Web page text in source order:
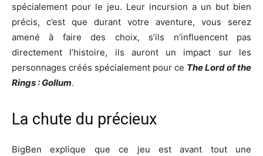
spécialement pour le jeu. Leur incursion a un but bien
précis, c’est que durant votre aventure, vous serez
amené à faire des choix, s’ils n’influencent pas
directement l’histoire, ils auront un impact sur les
personnages créés spécialement pour ce The Lord of the
Rings : Gollum.
La chute du précieux
BigBen explique que ce jeu est avant tout une